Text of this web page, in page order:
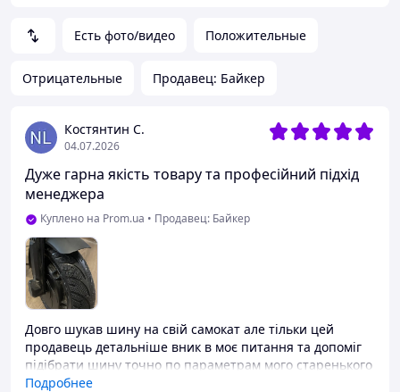
Есть фото/видео Положительные
Отрицательные Продавец: Байкер
Костянтин С.
04.07.2026
Дуже гарна якість товару та професійний підхід
менеджера
Куплено на Prom.ua • Продавец: Байкер
Довго шукав шину на свій самокат але тільки цей
продавець детальніше вник в моє питання та допоміг
підібрати шину точно по параметрам мого старенького
самоката. Дуже швидко відповідав та чітко по суті.
Подробнее